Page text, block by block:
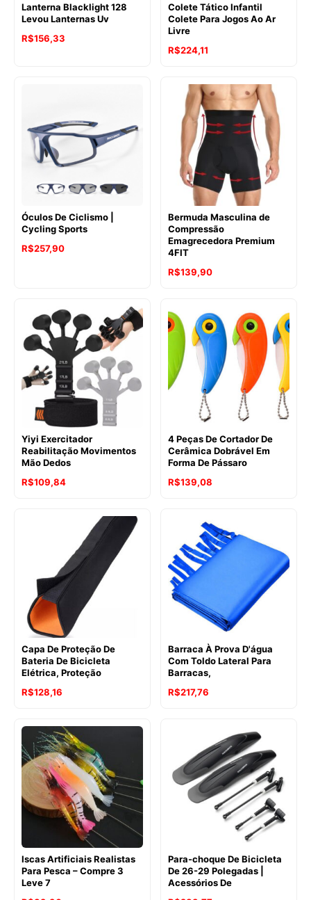
Lanterna Blacklight 128
Levou Lanternas Uv
R$156,33
Colete Tático Infantil
Colete Para Jogos Ao Ar
Livre
R$224,11
Óculos De Ciclismo |
Cycling Sports
R$257,90
Bermuda Masculina de
Compressão
Emagrecedora Premium
4FIT
R$139,90
Yiyi Exercitador
Reabilitação Movimentos
Mão Dedos
R$109,84
4 Peças De Cortador De
Cerâmica Dobrável Em
Forma De Pássaro
R$139,08
Capa De Proteção De
Bateria De Bicicleta
Elétrica, Proteção
R$128,16
Barraca À Prova D'água
Com Toldo Lateral Para
Barracas,
R$217,76
Iscas Artificiais Realistas
Para Pesca – Compre 3
Leve 7
Para-choque De Bicicleta
De 26-29 Polegadas |
Acessórios De